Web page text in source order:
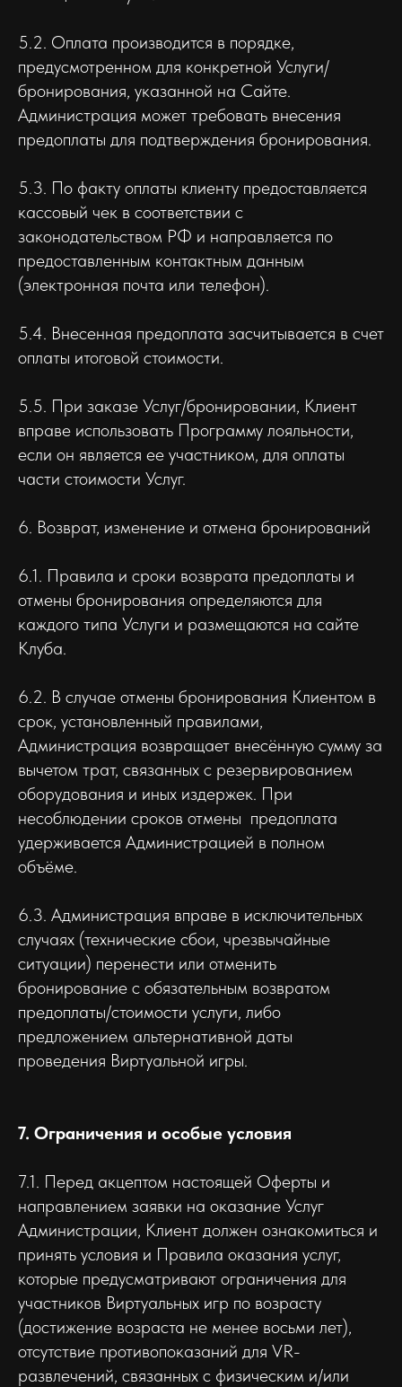
5.2. Оплата производится в порядке,
предусмотренном для конкретной Услуги/
бронирования, указанной на Сайте.
Администрация может требовать внесения
предоплаты для подтверждения бронирования.
5.3. По факту оплаты клиенту предоставляется
кассовый чек в соответствии с
законодательством РФ и направляется по
предоставленным контактным данным
(электронная почта или телефон).
5.4. Внесенная предоплата засчитывается в счет
оплаты итоговой стоимости.
5.5. При заказе Услуг/бронировании, Клиент
вправе использовать Программу лояльности,
если он является ее участником, для оплаты
части стоимости Услуг.
6. Возврат, изменение и отмена бронирований
6.1. Правила и сроки возврата предоплаты и
отмены бронирования определяются для
каждого типа Услуги и размещаются на сайте
Клуба.
6.2. В случае отмены бронирования Клиентом в
срок, установленный правилами,
Администрация возвращает внесённую сумму за
вычетом трат, связанных с резервированием
оборудования и иных издержек. При
несоблюдении сроков отмены предоплата
удерживается Администрацией в полном
объёме.
6.3. Администрация вправе в исключительных
случаях (технические сбои, чрезвычайные
ситуации) перенести или отменить
бронирование с обязательным возвратом
предоплаты/стоимости услуги, либо
предложением альтернативной даты
проведения Виртуальной игры.
7. Ограничения и особые условия
7.1. Перед акцептом настоящей Оферты и
направлением заявки на оказание Услуг
Администрации, Клиент должен ознакомиться и
принять условия и Правила оказания услуг,
которые предусматривают ограничения для
участников Виртуальных игр по возрасту
(достижение возраста не менее восьми лет),
отсутствие противопоказаний для VR-
развлечений, связанных с физическим и/или